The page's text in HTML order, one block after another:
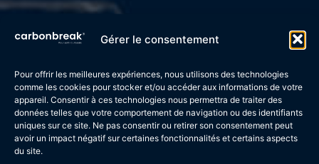
Gérer le consentement
Pour offrir les meilleures expériences, nous utilisons des technologies
comme les cookies pour stocker et/ou accéder aux informations de votre
appareil. Consentir à ces technologies nous permettra de traiter des
données telles que votre comportement de navigation ou des identifiants
uniques sur ce site. Ne pas consentir ou retirer son consentement peut
avoir un impact négatif sur certaines fonctionnalités et certains aspects
du site.
La cartographie des chaînes de valeurs
est un outil essentiel pour les entreprises cherchant à